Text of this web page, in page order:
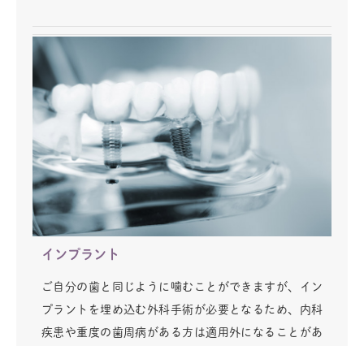
インプラント
ご自分の歯と同じように噛むことができますが、イン
プラントを埋め込む外科手術が必要となるため、内科
疾患や重度の歯周病がある方は適用外になることがあ